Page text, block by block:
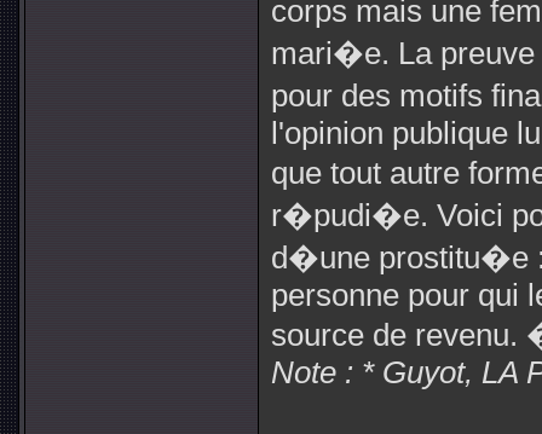
corps mais une
mari�e. La
pour des motifs
l'opinion publique
que tout autre
r�pudi�e. Voici
d�une prostitu�e
personne pour qui
source de revenu.
Note : * Guyot, LA